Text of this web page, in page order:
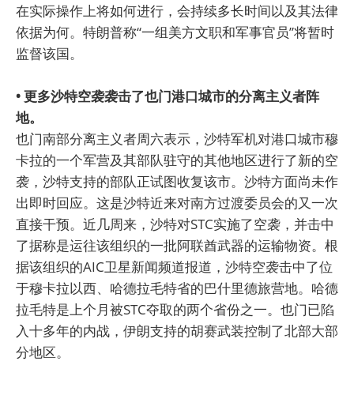
在实际操作上将如何进行，会持续多长时间以及其法律
依据为何。特朗普称“一组美方文职和军事官员”将暂时
监督该国。
• 更多沙特空袭袭击了也门港口城市的分离主义者阵
地。
也门南部分离主义者周六表示，沙特军机对港口城市穆
卡拉的一个军营及其部队驻守的其他地区进行了新的空
袭，沙特支持的部队正试图收复该市。沙特方面尚未作
出即时回应。这是沙特近来对南方过渡委员会的又一次
直接干预。近几周来，沙特对STC实施了空袭，并击中
了据称是运往该组织的一批阿联酋武器的运输物资。根
据该组织的AIC卫星新闻频道报道，沙特空袭击中了位
于穆卡拉以西、哈德拉毛特省的巴什里德旅营地。哈德
拉毛特是上个月被STC夺取的两个省份之一。也门已陷
入十多年的内战，伊朗支持的胡赛武装控制了北部大部
分地区。